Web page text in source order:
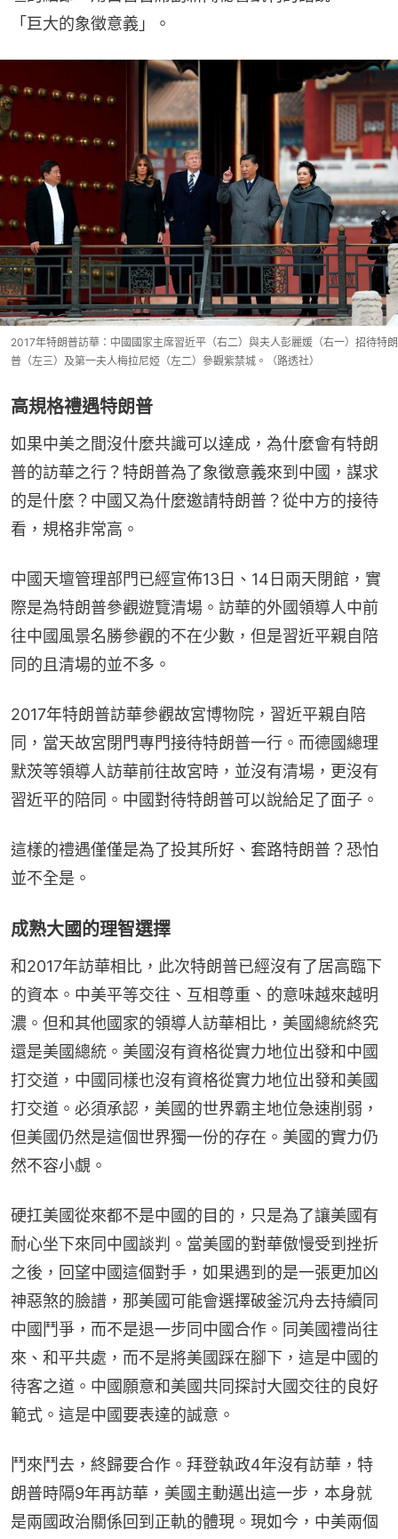
「巨大的象徵意義」。
2017年特朗普訪華：中國國家主席習近平（右二）與夫人彭麗媛（右一）招待特朗
普（左三）及第一夫人梅拉尼婭（左二）參觀紫禁城。（路透社）
高規格禮遇特朗普
如果中美之間沒什麼共識可以達成，為什麼會有特朗
普的訪華之行？特朗普為了象徵意義來到中國，謀求
的是什麼？中國又為什麼邀請特朗普？從中方的接待
看，規格非常高。
中國天壇管理部門已經宣佈13日、14日兩天閉館，實
際是為特朗普參觀遊覽清場。訪華的外國領導人中前
往中國風景名勝參觀的不在少數，但是習近平親自陪
同的且清場的並不多。
2017年特朗普訪華參觀故宮博物院，習近平親自陪
同，當天故宮閉門專門接待特朗普一行。而德國總理
默茨等領導人訪華前往故宮時，並沒有清場，更沒有
習近平的陪同。中國對待特朗普可以說給足了面子。
這樣的禮遇僅僅是為了投其所好、套路特朗普？恐怕
並不全是。
成熟大國的理智選擇
和2017年訪華相比，此次特朗普已經沒有了居高臨下
的資本。中美平等交往、互相尊重、的意味越來越明
濃。但和其他國家的領導人訪華相比，美國總統終究
還是美國總統。美國沒有資格從實力地位出發和中國
打交道，中國同樣也沒有資格從實力地位出發和美國
打交道。必須承認，美國的世界霸主地位急速削弱，
但美國仍然是這個世界獨一份的存在。美國的實力仍
然不容小覷。
硬扛美國從來都不是中國的目的，只是為了讓美國有
耐心坐下來同中國談判。當美國的對華傲慢受到挫折
之後，回望中國這個對手，如果遇到的是一張更加凶
神惡煞的臉譜，那美國可能會選擇破釜沉舟去持續同
中國鬥爭，而不是退一步同中國合作。同美國禮尚往
來、和平共處，而不是將美國踩在腳下，這是中國的
待客之道。中國願意和美國共同探討大國交往的良好
範式。這是中國要表達的誠意。
鬥來鬥去，終歸要合作。拜登執政4年沒有訪華，特
朗普時隔9年再訪華，美國主動邁出這一步，本身就
是兩國政治關係回到正軌的體現。現如今，中美兩個